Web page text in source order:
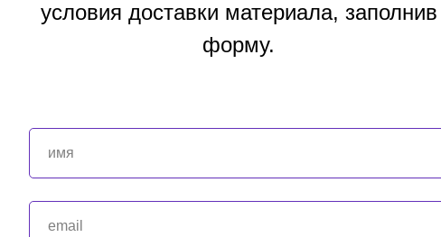
условия доставки материала, заполнив
форму.